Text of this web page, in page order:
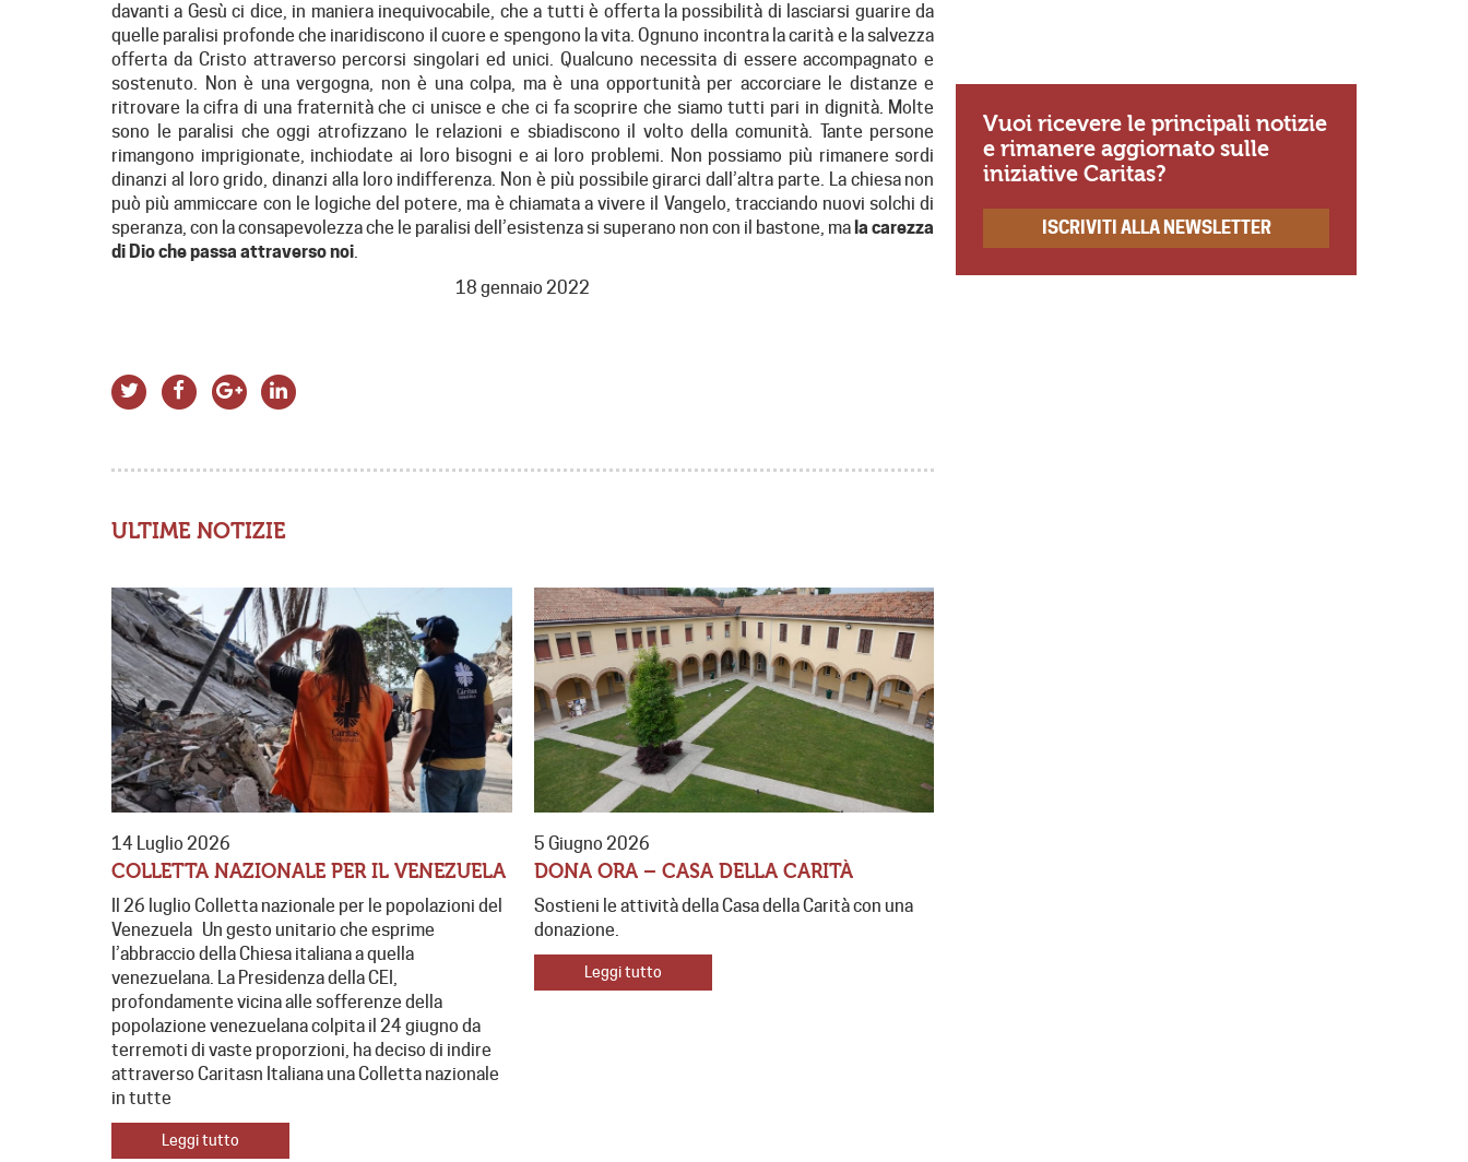
davanti a Gesù ci dice, in maniera inequivocabile, che a tutti è offerta la possibilità di lasciarsi guarire da
quelle paralisi profonde che inaridiscono il cuore e spengono la vita. Ognuno incontra la carità e la salvezza
offerta da Cristo attraverso percorsi singolari ed unici. Qualcuno necessita di essere accompagnato e
sostenuto. Non è una vergogna, non è una colpa, ma è una opportunità per accorciare le distanze e
ritrovare la cifra di una fraternità che ci unisce e che ci fa scoprire che siamo tutti pari in dignità. Molte
sono le paralisi che oggi atrofizzano le relazioni e sbiadiscono il volto della comunità. Tante persone
rimangono imprigionate, inchiodate ai loro bisogni e ai loro problemi. Non possiamo più rimanere sordi
dinanzi al loro grido, dinanzi alla loro indifferenza. Non è più possibile girarci dall’altra parte. La chiesa non
può più ammiccare con le logiche del potere, ma è chiamata a vivere il Vangelo, tracciando nuovi solchi di
speranza, con la consapevolezza che le paralisi dell’esistenza si superano non con il bastone, ma la carezza
di Dio che passa attraverso noi.
18 gennaio 2022
ULTIME NOTIZIE
14 Luglio 2026
COLLETTA NAZIONALE PER IL VENEZUELA
Il 26 luglio Colletta nazionale per le popolazioni del
Venezuela Un gesto unitario che esprime
l’abbraccio della Chiesa italiana a quella
venezuelana. La Presidenza della CEI,
profondamente vicina alle sofferenze della
popolazione venezuelana colpita il 24 giugno da
terremoti di vaste proporzioni, ha deciso di indire
attraverso Caritasn Italiana una Colletta nazionale
in tutte
Leggi tutto
5 Giugno 2026
DONA ORA – CASA DELLA CARITÀ
Sostieni le attività della Casa della Carità con una
donazione.
Leggi tutto
Vuoi ricevere le principali notizie
e rimanere aggiornato sulle
iniziative Caritas?
ISCRIVITI ALLA NEWSLETTER